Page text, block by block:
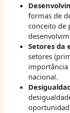
formas de
conceito de
Setores da
setores
importância
nacional.